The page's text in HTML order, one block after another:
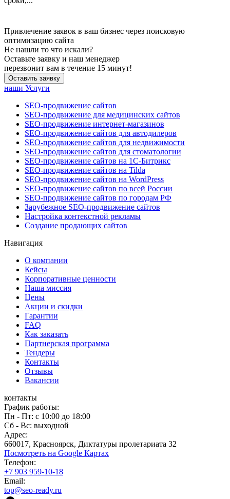
Привлечение заявок в ваш бизнес через поисковую
оптимизацию сайта
Не нашли то что искали?
Оставьте заявку и наш менеджер
перезвонит вам в течение 15 минут!
Оставить заявку
наши Услуги
SEO-продвижение сайтов
SEO-продвижение для медицинских сайтов
SEO-продвижение интернет-магазинов
SEO-продвижение сайтов для автодилеров
SEO-продвижение сайтов для недвижимости
SEO-продвижение сайтов для стоматологии
SEO-продвижение сайтов на 1С-Битрикс
SEO-продвижение сайтов на Tilda
SEO-продвижение сайтов на WordPress
SEO-продвижение сайтов по всей России
SEO-продвижение сайтов по городам РФ
Зарубежное SEO-продвижение сайтов
Настройка контекстной рекламы
Создание продающих сайтов
Навигация
О компании
Кейсы
Корпоративные ценности
Наша миссия
Цены
Акции и скидки
Гарантии
FAQ
Как заказать
Партнерская программа
Тендеры
Контакты
Отзывы
Вакансии
контакты
График работы:
Пн - Пт: с 10:00 до 18:00
Сб - Вс: выходной
Адрес:
660017, Красноярск, Диктатуры пролетариата 32
Посмотреть на Google Картах
Телефон:
+7 903 959-10-18
Email:
top@seo-ready.ru